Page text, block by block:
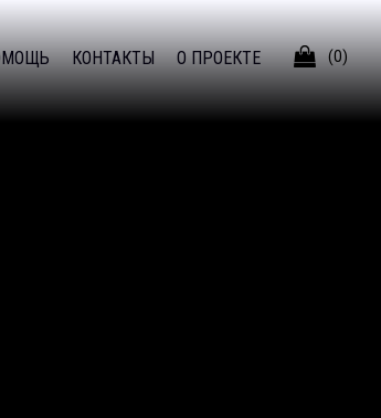
КОНТАКТЫ О ПРОЕКТЕ  (0)